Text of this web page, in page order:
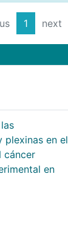
1 next
plexinas en el
cáncer
en